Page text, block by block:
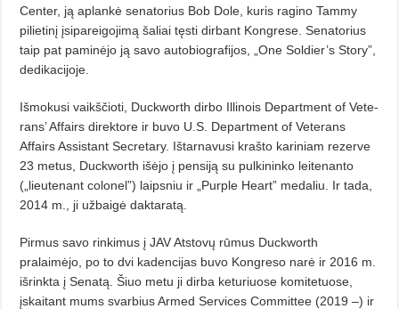
Center, ją aplankė senatorius Bob Dole, kuris ragino Tammy
pilietinį įsipareigoji­mą šaliai tęsti dirbant Kongrese. Se­natorius
taip pat paminėjo ją savo autobiografijos, „One Soldier’s Sto­ry”,
dedikacijoje.
Išmokusi vaikščioti, Duckworth dirbo Illinois Department of Vete­
rans’ Affairs direktore ir buvo U.S. Department of Veterans
Affairs Assistant Secretary. Ištarnavusi krašto kariniam rezerve
23 metus, Duck­worth išėjo į pensiją su pulkininko leitenanto
(„lieutenant colonel”) laipsniu ir „Purple Heart” medaliu. Ir tada,
2014 m., ji užbaigė daktaratą.
Pirmus savo rinkimus į JAV Ats­tovų rūmus Duckworth
pralaimėjo, po to dvi kadencijas buvo Kongreso narė ir 2016 m.
išrinkta į Senatą. Šiuo metu ji dirba keturiuose komitetuo­se,
įskaitant mums svarbius Armed Services Committee (2019 –) ir